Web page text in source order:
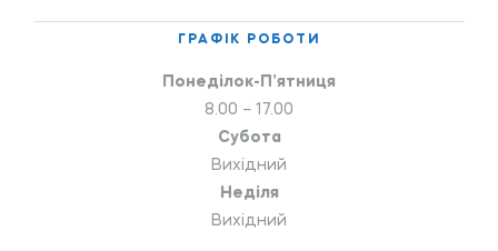
ГРАФІК РОБОТИ
Понеділок-П’ятниця
8.00 – 17.00
Субота
Вихідний
Неділя
Вихідний